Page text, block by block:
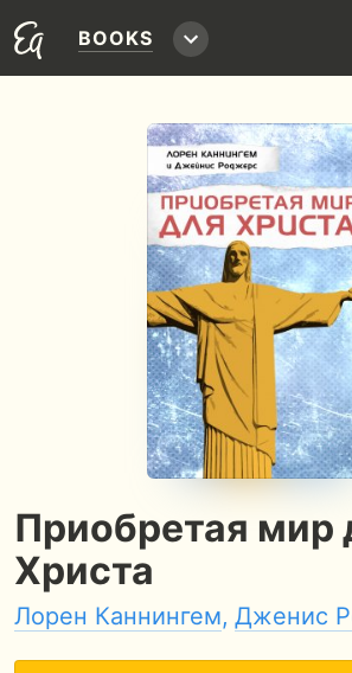
BOOKS
Приобретая мир
Христа
Лорен Каннингем, Дженис